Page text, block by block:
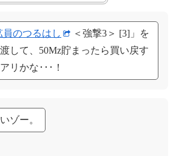
率でオートスペル
作]Lv3習得時、
Atk + 10
Atk + 10
員のつるはし
＜強撃3＞ [3]」を
して、50Mz貯まったら買い戻す
リかな･･･！
ゾー。